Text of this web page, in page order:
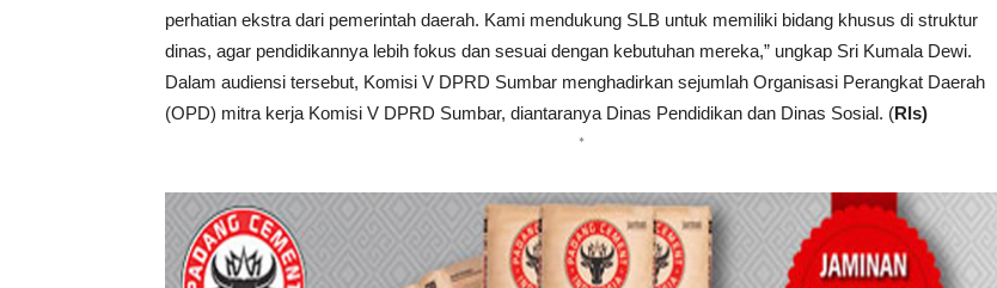
perhatian ekstra dari pemerintah daerah. Kami mendukung SLB untuk memiliki bidang khusus di struktur
dinas, agar pendidikannya lebih fokus dan sesuai dengan kebutuhan mereka,” ungkap Sri Kumala Dewi.
Dalam audiensi tersebut, Komisi V DPRD Sumbar menghadirkan sejumlah Organisasi Perangkat Daerah
(OPD) mitra kerja Komisi V DPRD Sumbar, diantaranya Dinas Pendidikan dan Dinas Sosial. (Rls)
*